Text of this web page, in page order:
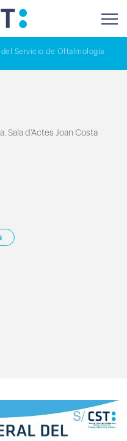
Servicio de Oftalmología
Sala d'Actes Joan Costa